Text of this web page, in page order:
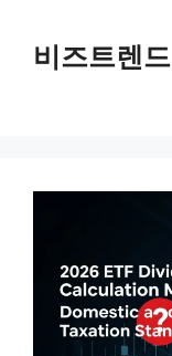
건너뛰기비즈트렌드